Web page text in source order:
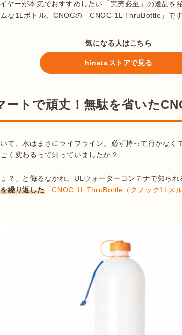
ヤーが本気でおすすめしたい「完売必至」の逸品を
な1Lボトル。CNOCの「CNOC 1L ThruBottle」です
気になる人はこちら
hinataストアで見る
ートで頑丈！無駄を省いた
て、水はまさにライフライン。必ず持って行かなく
く変わるって知っていましたか？
ょ？」と侮るなかれ。ULウォーターコンテナで知られ
繰り返した「CNOC 1L ThruBottle（クノック1Lスル